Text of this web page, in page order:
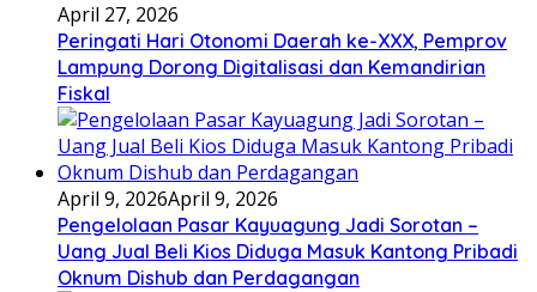
April 27, 2026
Peringati Hari Otonomi Daerah ke-XXX, Pemprov
Lampung Dorong Digitalisasi dan Kemandirian
Fiskal
April 9, 2026April 9, 2026
Pengelolaan Pasar Kayuagung Jadi Sorotan –
Uang Jual Beli Kios Diduga Masuk Kantong Pribadi
Oknum Dishub dan Perdagangan